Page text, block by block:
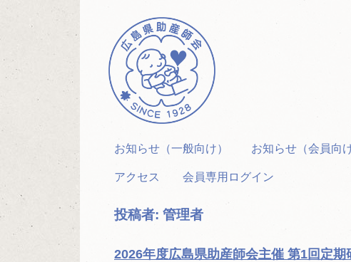
content
お知らせ（一般向け） お知らせ（会員向け
アクセス 会員専用ログイン
投稿者: 管理者
2026年度広島県助産師会主催 第1回定期